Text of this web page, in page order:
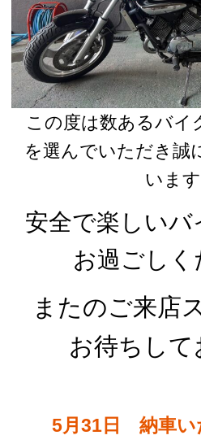
この度は数あるバイ
を選んでいただき誠
います
安全で楽しいバ
お過ごしく
またのご来店
お待ちして
5月31日 納車い